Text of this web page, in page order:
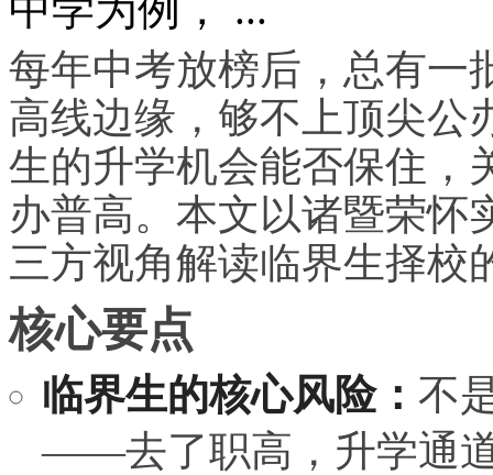
每年中考放榜后，总有
高线边缘，够不上顶尖公
生的升学机会能否保住，
办普高。本文以诸暨荣怀
三方视角解读临界生择校
核心要点
临界生的核心风险： 不
——去了职高，升学通